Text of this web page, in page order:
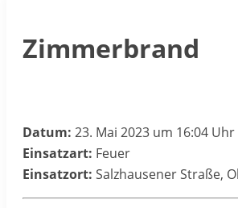
Zimmerbrand
Datum: 23. Mai 2023 um 16:04 Uhr
Einsatzart: Feuer
Einsatzort: Salzhausener Straße,